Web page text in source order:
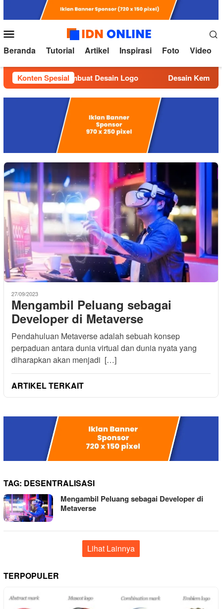
ke
konten
Mobile
Beranda Tutorial Artikel Inspirasi Foto Video
Konten Spesial
Tutorial Membuat Desain Logo Desain Kemasan
27/09/2023
Mengambil Peluang sebagai
Developer di Metaverse
Pendahuluan Metaverse adalah sebuah konsep
perpaduan antara dunia virtual dan dunia nyata yang
diharapkan akan menjadi […]
ARTIKEL TERKAIT
TAG: DESENTRALISASI
Mengambil Peluang sebagai Developer di
Metaverse
Lihat Lainnya
TERPOPULER